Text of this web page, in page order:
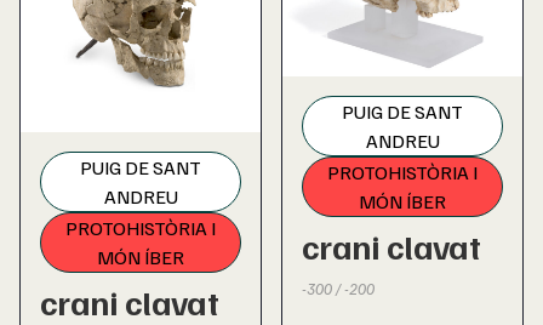
PUIG DE SANT
ANDREU
PROTOHISTÒRIA I
MÓN ÍBER
crani clavat
PUIG DE SANT
ANDREU
PROTOHISTÒRIA I
MÓN ÍBER
crani clavat
-300 / -200